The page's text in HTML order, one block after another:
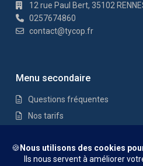
12 rue Paul Bert, 35102
0257674860
contact@tycop.fr
Menu secondaire
Questions fréquentes
Nos tarifs
Mentions Légales